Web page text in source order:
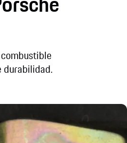
durabilidad.